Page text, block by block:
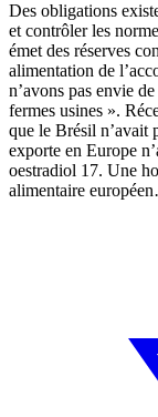
Des obligations
et contrôler les
émet des réserves
alimentation de
n’avons pas envie
fermes usines ».
que le Brésil n’avait
exporte en Europe
oestradiol 17. Une
alimentaire